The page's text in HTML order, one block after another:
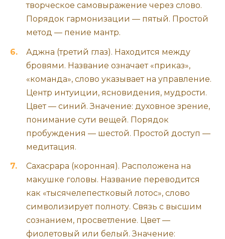
творческое самовыражение через слово.
Порядок гармонизации — пятый. Простой
метод — пение мантр.
Аджна (третий глаз). Находится между
бровями. Название означает «приказ»,
«команда», слово указывает на управление.
Центр интуиции, ясновидения, мудрости.
Цвет — синий. Значение: духовное зрение,
понимание сути вещей. Порядок
пробуждения — шестой. Простой доступ —
медитация.
Сахасрара (коронная). Расположена на
макушке головы. Название переводится
как «тысячелепестковый лотос», слово
символизирует полноту. Связь с высшим
сознанием, просветление. Цвет —
фиолетовый или белый. Значение: